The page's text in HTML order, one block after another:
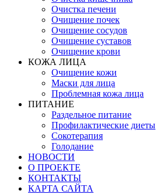
Очистка печени
Очищение почек
Очищение сосудов
Очищение суставов
Очищение крови
КОЖА ЛИЦА
Очищение кожи
Маски для лица
Проблемная кожа лица
ПИТАНИЕ
Раздельное питание
Профилактические диеты
Сокотерапия
Голодание
НОВОСТИ
О ПРОЕКТЕ
КОНТАКТЫ
КАРТА САЙТА